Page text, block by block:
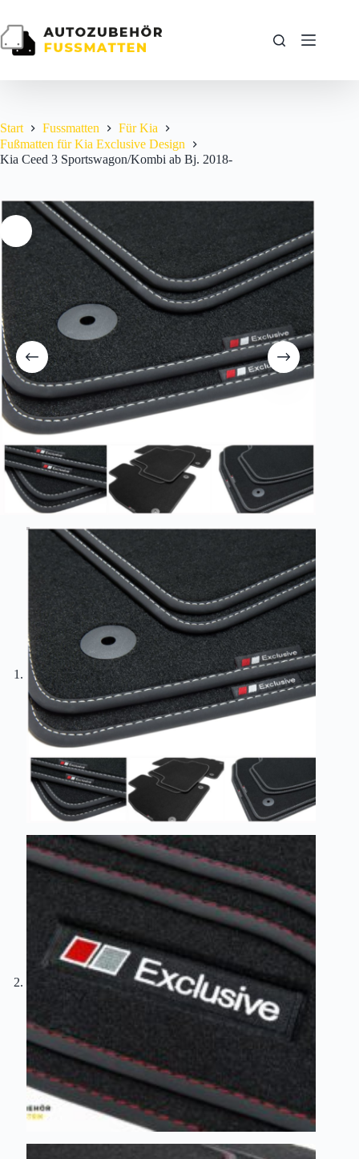
springen
Start Fussmatten
Für Kia
Fußmatten für Kia Exclusive Design
Kia Ceed 3 Sportswagon/Kombi ab Bj. 2018-